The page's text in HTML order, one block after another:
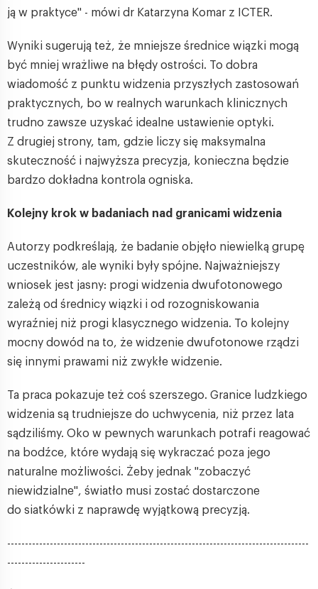
ją w praktyce" - mówi dr Katarzyna Komar z ICTER.
Wyniki sugerują też, że mniejsze średnice wiązki mogą
być mniej wrażliwe na błędy ostrości. To dobra
wiadomość z punktu widzenia przyszłych zastosowań
praktycznych, bo w realnych warunkach klinicznych
trudno zawsze uzyskać idealne ustawienie optyki.
Z drugiej strony, tam, gdzie liczy się maksymalna
skuteczność i najwyższa precyzja, konieczna będzie
bardzo dokładna kontrola ogniska.
Kolejny krok w badaniach nad granicami widzenia
Autorzy podkreślają, że badanie objęło niewielką grupę
uczestników, ale wyniki były spójne. Najważniejszy
wniosek jest jasny: progi widzenia dwufotonowego
zależą od średnicy wiązki i od rozogniskowania
wyraźniej niż progi klasycznego widzenia. To kolejny
mocny dowód na to, że widzenie dwufotonowe rządzi
się innymi prawami niż zwykłe widzenie.
Ta praca pokazuje też coś szerszego. Granice ludzkiego
widzenia są trudniejsze do uchwycenia, niż przez lata
sądziliśmy. Oko w pewnych warunkach potrafi reagować
na bodźce, które wydają się wykraczać poza jego
naturalne możliwości. Żeby jednak "zobaczyć
niewidzialne", światło musi zostać dostarczone
do siatkówki z naprawdę wyjątkową precyzją.
-------------------------------------------------------------------------------------
----------------------